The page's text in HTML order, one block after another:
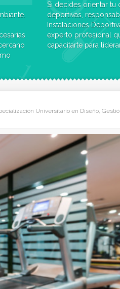
Si decides orientar tu
deportivas,
Instalaciones
experto profesional
capacitarte para
Universitario en Diseño,